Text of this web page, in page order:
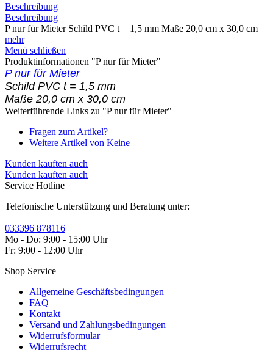
Beschreibung
Beschreibung
P nur für Mieter Schild PVC t = 1,5 mm Maße 20,0 cm x 30,0 cm
mehr
Menü schließen
Produktinformationen "P nur für Mieter"
P nur für Mieter
Schild PVC t = 1,5 mm
Maße 20,0 cm x 30,0 cm
Weiterführende Links zu "P nur für Mieter"
Fragen zum Artikel?
Weitere Artikel von Keine
Kunden kauften auch
Kunden kauften auch
Service Hotline
Telefonische Unterstützung und Beratung unter:
033396 878116
Mo - Do: 9:00 - 15:00 Uhr
Fr: 9:00 - 12:00 Uhr
Shop Service
Allgemeine Geschäftsbedingungen
FAQ
Kontakt
Versand und Zahlungsbedingungen
Widerrufsformular
Widerrufsrecht